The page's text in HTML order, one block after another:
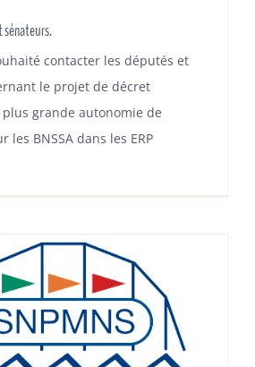
contacter les députés et
le projet de décret
grande autonomie de
les BNSSA dans les ERP